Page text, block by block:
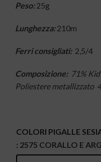
Peso:25g
Lunghezza:210m
Ferri consigliati: 2,5/4
Composizione: 71%
Poliestere metallizzato
COLORI PIGALLE
: 2575 CORALLO E